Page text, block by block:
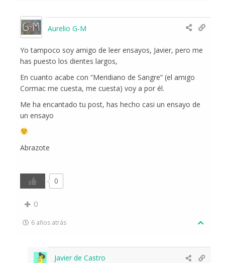
Aurelio G-M
Yo tampoco soy amigo de leer ensayos, Javier, pero me
has puesto los dientes largos,
En cuanto acabe con “Meridiano de Sangre” (el amigo
Cormac me cuesta, me cuesta) voy a por él.
Me ha encantado tu post, has hecho casi un ensayo de
un ensayo
Abrazote
0
0
6 años atrás
Javier de Castro